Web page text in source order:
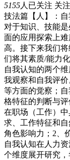
5155人已关注 关注
技法篇【人】：
对于知识、技能
面的应用探索上
高。接下来我们
们将其素质/能力
自我认知的两个
我观察和自我评
等方面的觉察；
格特征的判断与
在职场（工作）
求、工作特征和自
角色影响力；2、
自我认知在人力
个维度展开研究